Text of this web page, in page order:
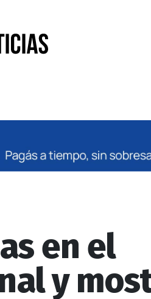
en el
y